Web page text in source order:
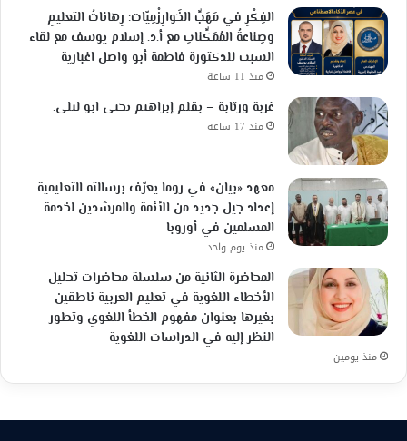
الفِكْرِ في مَهَبِّ الخَوارِزْمِيّات: رِهاناتُ التعليمِ
وصِناعةُ المُمَكِّناتِ مع أ.د. إسلام يوسف مع لقاء
السبت للدكتورة فاطمة أبو واصل اغبارية
منذ 11 ساعة
غربة ورتابة – بقلم إبراهيم يحيى ابو ليلى.
منذ 17 ساعة
معهد «بيان» في روما يعرّف برسالته التعليمية..
إعداد جيل جديد من الأئمة والمرشدين لخدمة
المسلمين في أوروبا
منذ يوم واحد
المحاضرة الثانية من سلسلة محاضرات تحليل
الأخطاء اللغوية في تعليم العربية ناطقين
بغيرها بعنوان مفهوم الخطأ اللغوي وتطور
النظر إليه في الدراسات اللغوية
منذ يومين